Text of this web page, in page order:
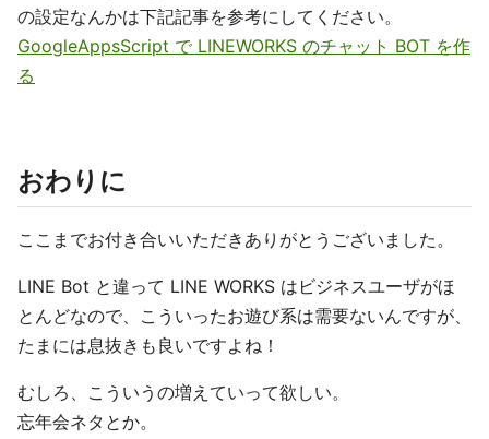
の設定なんかは下記記事を参考にしてください。
GoogleAppsScript で LINEWORKS のチャット BOT を作
る
おわりに
ここまでお付き合いいただきありがとうございました。
LINE Bot と違って LINE WORKS はビジネスユーザがほ
とんどなので、こういったお遊び系は需要ないんですが、
たまには息抜きも良いですよね！
むしろ、こういうの増えていって欲しい。
忘年会ネタとか。